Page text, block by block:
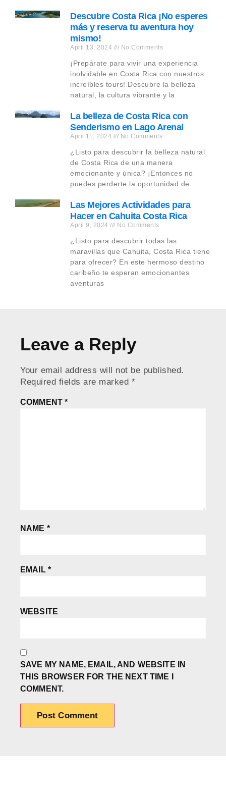
Descubre Costa Rica ¡No esperes
más y reserva tu aventura hoy
mismo!
April 13, 2024 No Comments
¡Prepárate para vivir una experiencia
inolvidable en Costa Rica con nuestros
increíbles tours! Descubre la belleza
natural, la cultura vibrante y la
La belleza de Costa Rica con
Senderismo en Lago Arenal
April 11, 2024 No Comments
¿Listo para descubrir la belleza natural
de Costa Rica de una manera
emocionante y única? ¡Entonces no
puedes perderte la oportunidad de
Las Mejores Actividades para
Hacer en Cahuita Costa Rica
April 9, 2024 No Comments
¿Listo para descubrir todas las
maravillas que Cahuita, Costa Rica tiene
para ofrecer? En este hermoso destino
caribeño te esperan emocionantes
aventuras
Leave a Reply
Your email address will not be published.
Required fields are marked *
COMMENT*
NAME *
EMAIL *
WEBSITE
SAVE MY NAME, EMAIL, AND WEBSITE IN
THIS BROWSER FOR THE NEXT TIME I
COMMENT.